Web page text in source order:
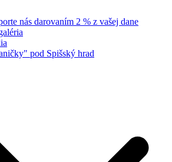
nás darovaním 2 % z vašej dane
pod Spišský hrad